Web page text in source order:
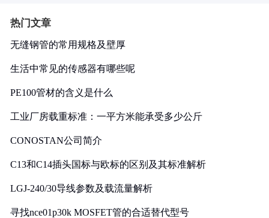
热门文章
无缝钢管的常用规格及壁厚
生活中常见的传感器有哪些呢
PE100管材的含义是什么
工业厂房载重标准：一平方米能承受多少公斤
CONOSTAN公司简介
C13和C14插头国标与欧标的区别及其标准解析
LGJ-240/30导线参数及载流量解析
寻找nce01p30k MOSFET管的合适替代型号